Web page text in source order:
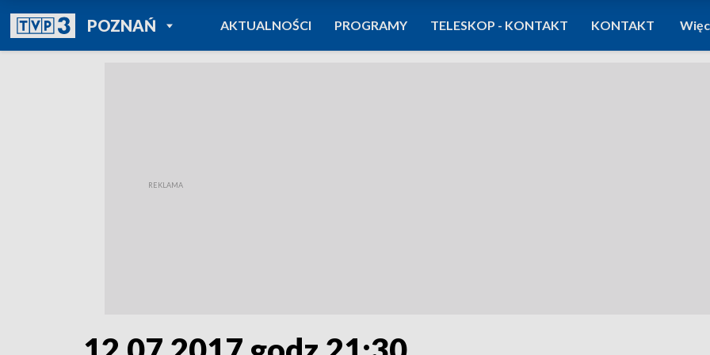
POZNAŃPOWRÓT DO
TVP REGIONY
AKTUALNOŚCI PROGRAMY TELESKOP - KONTAKT KONTAKT